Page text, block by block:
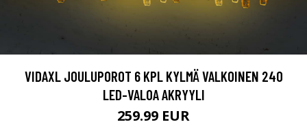
VIDAXL JOULUPOROT 6 KPL KYLMÄ VALKOINEN 240
LED-VALOA AKRYYLI
259.99 EUR